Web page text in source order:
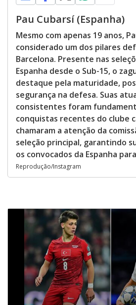
Pau Cubarsí (Espanha)
Mesmo com apenas 19 anos,
considerado um dos pilares
Barcelona. Presente nas
Espanha desde o Sub-15, o
destaque pela maturidade,
segurança na defesa. Suas
consistentes foram
conquistas recentes do clube
chamaram a atenção da
seleção principal, garantindo
os convocados da Espanha
Reprodução/Instagram